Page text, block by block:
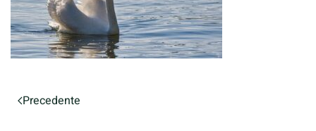
Precedente